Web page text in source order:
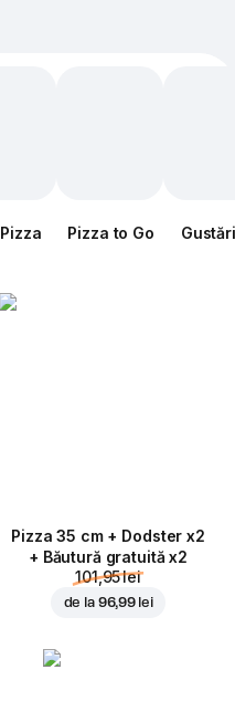
Pizza Pizza to Go Gustări
Pizza 35 cm + Dodster x2
+ Băutură gratuită x2
101,95 lei
de la 96,99 lei